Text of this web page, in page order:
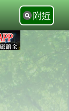
附近